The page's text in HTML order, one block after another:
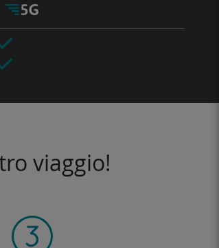
viaggio!